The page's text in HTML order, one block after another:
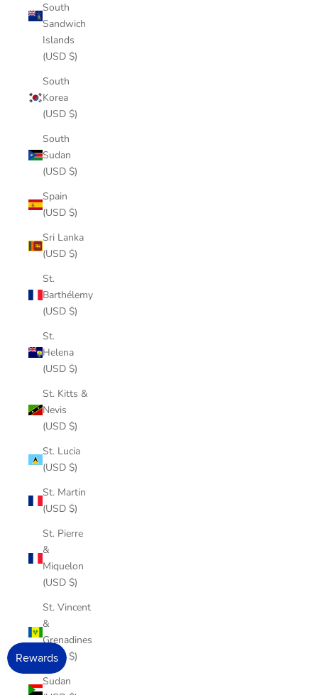
South
Sandwich
Islands
(USD $)
South
Korea
(USD $)
South
Sudan
(USD $)
Spain
(USD $)
Sri Lanka
(USD $)
St.
Barthélemy
(USD $)
St.
Helena
(USD $)
St. Kitts &
Nevis
(USD $)
St. Lucia
(USD $)
St. Martin
(USD $)
St. Pierre
&
Miquelon
(USD $)
St. Vincent
&
Grenadines
(USD $)
Sudan